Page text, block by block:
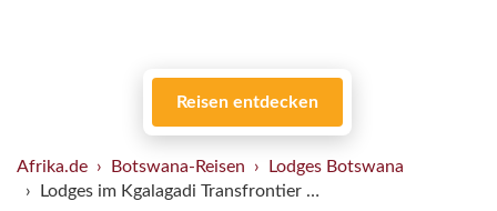
Reisen entdecken
Afrika.de Botswana-Reisen
Lodges Botswana
Lodges im Kgalagadi Transfrontier …